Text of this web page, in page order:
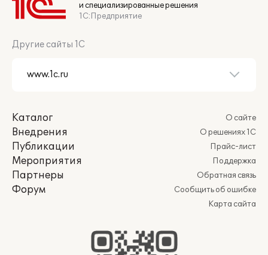
и специализированные решения
1С:Предприятие
Другие сайты 1С
Каталог
Внедрения
Публикации
Мероприятия
Партнеры
Форум
О сайте
О решениях 1С
Прайс-лист
Поддержка
Обратная связь
Сообщить об ошибке
Карта сайта